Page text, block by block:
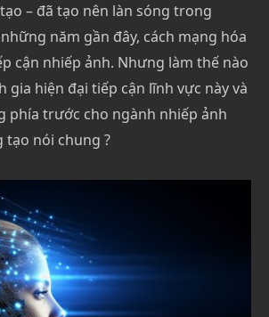
– đã tạo nên làn sóng trong
năm gần đây, cách mạng hóa
cận nhiếp ảnh. Nhưng làm thế nào
gia hiện đại tiếp cận lĩnh vực này và
phía trước cho ngành nhiếp ảnh
tạo nói chung ?